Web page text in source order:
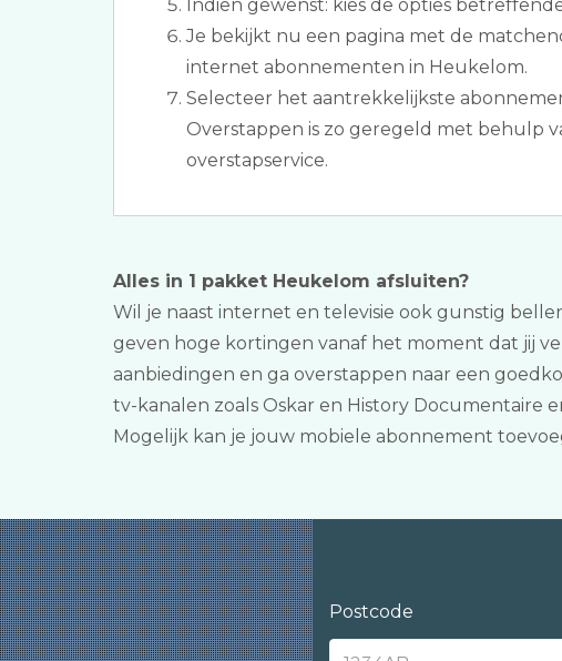
Indien gewenst: kies de opties
Je bekijkt nu een pagina met de
internet abonnementen in Heukelom.
Selecteer het aantrekkelijkste
Overstappen is zo geregeld met behulp
overstapservice.
Alles in 1 pakket Heukelom afsluiten?
Wil je naast internet en televisie ook gunstig
geven hoge kortingen vanaf het moment dat jij
aanbiedingen en ga overstappen naar een
tv-kanalen zoals Oskar en History Documentaire
Mogelijk kan je jouw mobiele abonnement
Postcode